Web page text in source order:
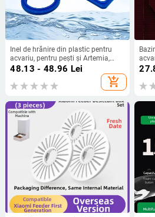
Inel de hrănire din plastic pentru
acvariu, pentru pești și Artemia,
previne dispersia hranei
48.13 - 48.96 Lei
add_shopping_cart